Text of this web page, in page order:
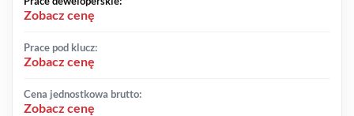
Zobacz cenę
Prace pod klucz:
Zobacz cenę
Cena jednostkowa brutto:
Zobacz cenę